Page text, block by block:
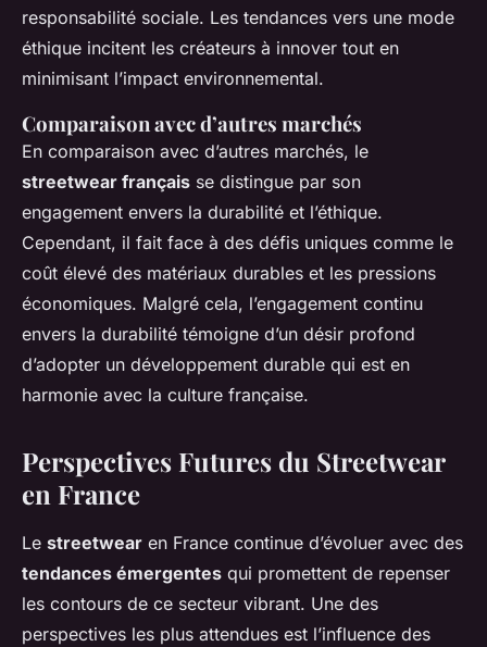
responsabilité sociale. Les tendances vers une mode
éthique incitent les créateurs à innover tout en
minimisant l’impact environnemental.
Comparaison avec d’autres marchés
En comparaison avec d’autres marchés, le
streetwear français se distingue par son
engagement envers la durabilité et l’éthique.
Cependant, il fait face à des défis uniques comme le
coût élevé des matériaux durables et les pressions
économiques. Malgré cela, l’engagement continu
envers la durabilité témoigne d’un désir profond
d’adopter un développement durable qui est en
harmonie avec la culture française.
Perspectives Futures du Streetwear
en France
Le streetwear en France continue d’évoluer avec des
tendances émergentes qui promettent de repenser
les contours de ce secteur vibrant. Une des
perspectives les plus attendues est l’influence des